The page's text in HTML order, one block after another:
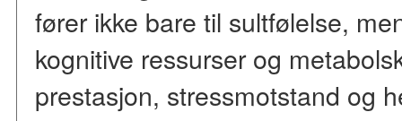
fører ikke bare til sultfølelse,
kognitive ressurser og
prestasjon, stressmotstand og